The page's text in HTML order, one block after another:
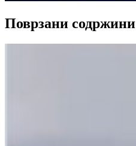
Поврзани содржини